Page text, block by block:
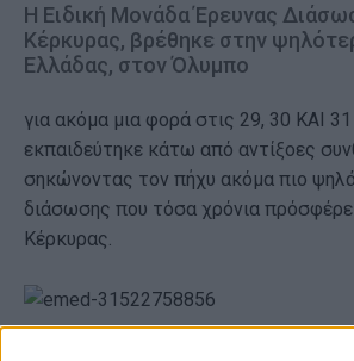
Η Ειδική Μονάδα Έρευνας
Κέρκυρας, βρέθηκε στην
Ελλάδας, στον Όλυμπο
για ακόμα μια φορά στις 29, 30 ΚΑΙ
εκπαιδεύτηκε κάτω από αντίξοες
σηκώνοντας τον πήχυ ακόμα πιο
διάσωσης που τόσα χρόνια
Κέρκυρας.